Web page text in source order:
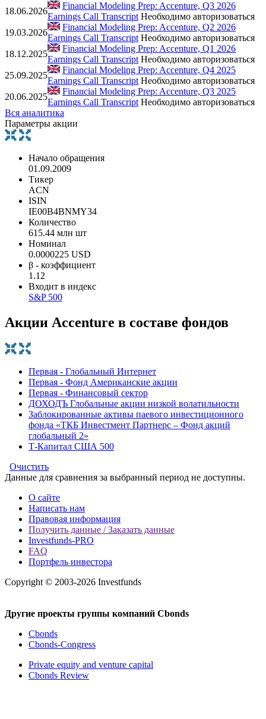
18.06.2026
Financial Modeling Prep: Accenture, Q3 2026
Earnings Call Transcript Необходимо авторизоваться
19.03.2026
Financial Modeling Prep: Accenture, Q2 2026
Earnings Call Transcript Необходимо авторизоваться
18.12.2025
Financial Modeling Prep: Accenture, Q1 2026
Earnings Call Transcript Необходимо авторизоваться
25.09.2025
Financial Modeling Prep: Accenture, Q4 2025
Earnings Call Transcript Необходимо авторизоваться
20.06.2025
Financial Modeling Prep: Accenture, Q3 2025
Earnings Call Transcript Необходимо авторизоваться
Вся аналитика
Параметры акции
Начало обращения
01.09.2009
Тикер
ACN
ISIN
IE00B4BNMY34
Количество
615.44 млн шт
Номинал
0.0000225 USD
β - коэффициент
1.12
Входит в индекс
S&P 500
Акции Accenture в составе фондов
Первая - Глобальный Интернет
Первая - Фонд Американские акции
Первая - Финансовый сектор
ДОХОДЪ Глобальные акции низкой волатильности
Заблокированные активы паевого инвестиционного
фонда «ТКБ Инвестмент Партнерс – Фонд акций
глобальный 2»
Т-Капитал США 500
Очистить
Данные для сравнения за выбранный период не доступны.
О сайте
Написать нам
Правовая информация
Получить данные / Заказать данные
Investfunds-PRO
FAQ
Портфель инвестора
Copyright © 2003-2026 Investfunds
Другие проекты группы компаний Cbonds
Cbonds
Cbonds-Congress
Private equity and venture capital
Cbonds Review